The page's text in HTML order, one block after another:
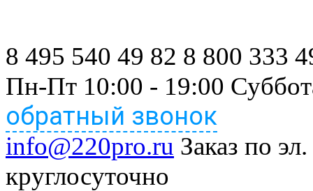
8 495 540 49 82 8 800 333
Пн-Пт 10:00 - 19:00
обратный звонок
info@220pro.ru Заказ по
круглосуточно